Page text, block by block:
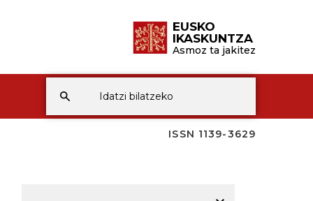
EUSKO
IKASKUNTZA
Asmoz ta jakitez
ISSN 1139-3629